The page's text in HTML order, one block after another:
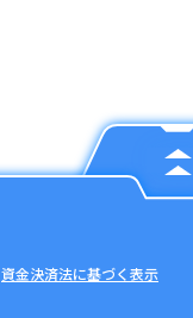
資金決済法に基づく表示